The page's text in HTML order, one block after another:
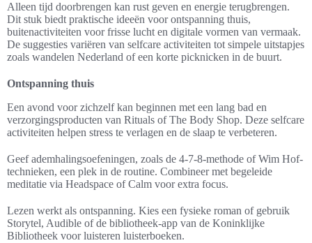
Alleen tijd doorbrengen kan rust geven en energie terugbrengen.
Dit stuk biedt praktische ideeën voor ontspanning thuis,
buitenactiviteiten voor frisse lucht en digitale vormen van vermaak.
De suggesties variëren van selfcare activiteiten tot simpele uitstapjes
zoals wandelen Nederland of een korte picknicken in de buurt.
Ontspanning thuis
Een avond voor zichzelf kan beginnen met een lang bad en
verzorgingsproducten van Rituals of The Body Shop. Deze selfcare
activiteiten helpen stress te verlagen en de slaap te verbeteren.
Geef ademhalingsoefeningen, zoals de 4-7-8-methode of Wim Hof-
technieken, een plek in de routine. Combineer met begeleide
meditatie via Headspace of Calm voor extra focus.
Lezen werkt als ontspanning. Kies een fysieke roman of gebruik
Storytel, Audible of de bibliotheek-app van de Koninklijke
Bibliotheek voor luisteren luisterboeken.